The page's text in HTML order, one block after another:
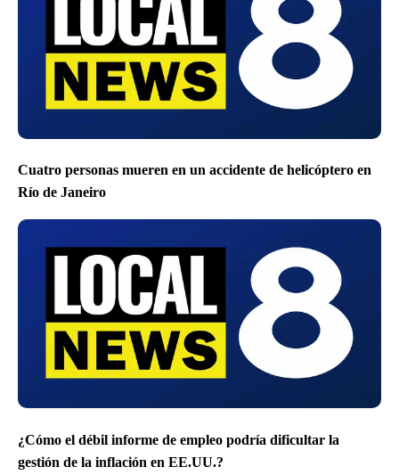
Cuatro personas mueren en un accidente de helicóptero en
Río de Janeiro
¿Cómo el débil informe de empleo podría dificultar la
gestión de la inflación en EE.UU.?